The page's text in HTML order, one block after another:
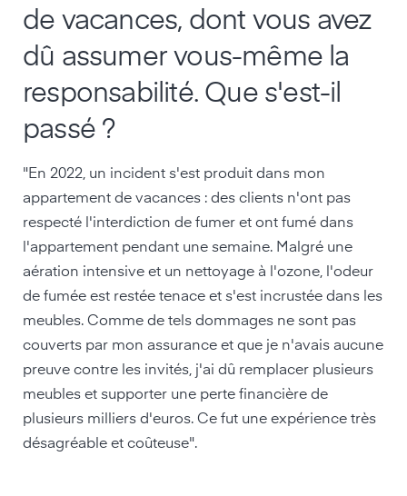
de vacances, dont vous avez
dû assumer vous-même la
responsabilité. Que s'est-il
passé ?
"En 2022, un incident s'est produit dans mon
appartement de vacances : des clients n'ont pas
respecté l'interdiction de fumer et ont fumé dans
l'appartement pendant une semaine. Malgré une
aération intensive et un nettoyage à l'ozone, l'odeur
de fumée est restée tenace et s'est incrustée dans les
meubles. Comme de tels dommages ne sont pas
couverts par mon assurance et que je n'avais aucune
preuve contre les invités, j'ai dû remplacer plusieurs
meubles et supporter une perte financière de
plusieurs milliers d'euros. Ce fut une expérience très
désagréable et coûteuse".